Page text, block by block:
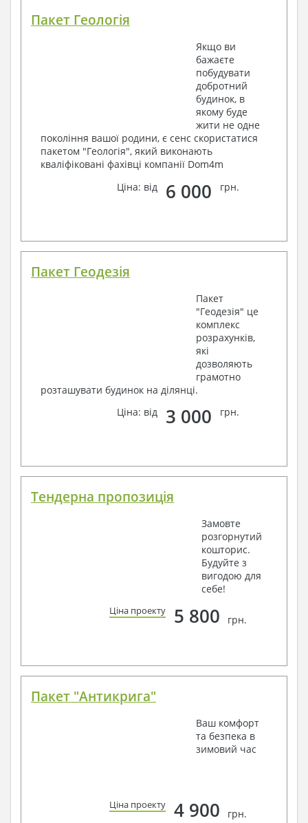
Пакет Геологія
Якщо ви
бажаєте
побудувати
добротний
будинок, в
якому буде
жити не одне
покоління вашої родини, є сенс скористатися
пакетом "Геологія", який виконають
кваліфіковані фахівці компанії Dom4m
Ціна: від
6 000 грн.
Пакет Геодезія
Пакет
"Геодезія" це
комплекс
розрахунків,
які
дозволяють
грамотно
розташувати будинок на ділянці.
Ціна: від
3 000 грн.
Тендерна пропозиція
Замовте
розгорнутий
кошторис.
Будуйте з
вигодою для
себе!
Ціна проекту 5 800 грн.
Пакет "Антикрига"
Ваш комфорт
та безпека в
зимовий час
Ціна проекту 4 900 грн.